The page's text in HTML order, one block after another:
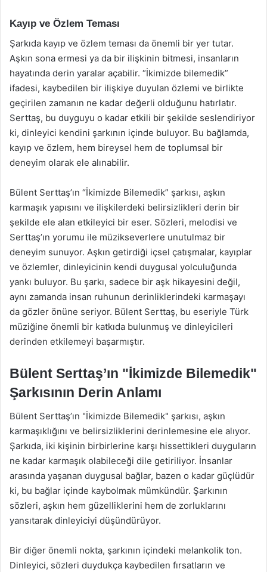
Kayıp ve Özlem Teması
Şarkıda kayıp ve özlem teması da önemli bir yer tutar.
Aşkın sona ermesi ya da bir ilişkinin bitmesi, insanların
hayatında derin yaralar açabilir. “İkimizde bilemedik”
ifadesi, kaybedilen bir ilişkiye duyulan özlemi ve birlikte
geçirilen zamanın ne kadar değerli olduğunu hatırlatır.
Serttaş, bu duyguyu o kadar etkili bir şekilde seslendiriyor
ki, dinleyici kendini şarkının içinde buluyor. Bu bağlamda,
kayıp ve özlem, hem bireysel hem de toplumsal bir
deneyim olarak ele alınabilir.
Bülent Serttaş’ın “İkimizde Bilemedik” şarkısı, aşkın
karmaşık yapısını ve ilişkilerdeki belirsizlikleri derin bir
şekilde ele alan etkileyici bir eser. Sözleri, melodisi ve
Serttaş’ın yorumu ile müzikseverlere unutulmaz bir
deneyim sunuyor. Aşkın getirdiği içsel çatışmalar, kayıplar
ve özlemler, dinleyicinin kendi duygusal yolculuğunda
yankı buluyor. Bu şarkı, sadece bir aşk hikayesini değil,
aynı zamanda insan ruhunun derinliklerindeki karmaşayı
da gözler önüne seriyor. Bülent Serttaş, bu eseriyle Türk
müziğine önemli bir katkıda bulunmuş ve dinleyicileri
derinden etkilemeyi başarmıştır.
Bülent Serttaş’ın "İkimizde Bilemedik"
Şarkısının Derin Anlamı
Bülent Serttaş’ın "İkimizde Bilemedik" şarkısı, aşkın
karmaşıklığını ve belirsizliklerini derinlemesine ele alıyor.
Şarkıda, iki kişinin birbirlerine karşı hissettikleri duyguların
ne kadar karmaşık olabileceği dile getiriliyor. İnsanlar
arasında yaşanan duygusal bağlar, bazen o kadar güçlüdür
ki, bu bağlar içinde kaybolmak mümkündür. Şarkının
sözleri, aşkın hem güzelliklerini hem de zorluklarını
yansıtarak dinleyiciyi düşündürüyor.
Bir diğer önemli nokta, şarkının içindeki melankolik ton.
Dinleyici, sözleri duydukça kaybedilen fırsatların ve